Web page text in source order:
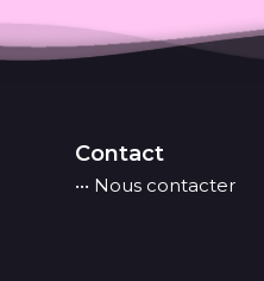
Contact
••• Nous contacter